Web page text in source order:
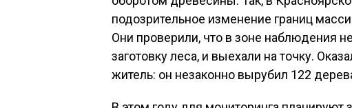
подозрительное изменение границ
Они проверили, что в зоне наблюдения
заготовку леса, и выехали на точку.
житель: он незаконно вырубил 122